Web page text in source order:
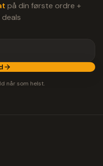
på din første ordre +
når som helst.